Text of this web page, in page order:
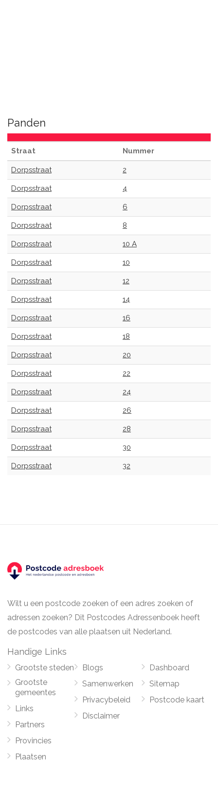
Panden
Straat Nummer
Dorpsstraat 2
Dorpsstraat 4
Dorpsstraat 6
Dorpsstraat 8
Dorpsstraat 10 A
Dorpsstraat 10
Dorpsstraat 12
Dorpsstraat 14
Dorpsstraat 16
Dorpsstraat 18
Dorpsstraat 20
Dorpsstraat 22
Dorpsstraat 24
Dorpsstraat 26
Dorpsstraat 28
Dorpsstraat 30
Dorpsstraat 32
Wilt u een postcode zoeken of een adres zoeken of
adressen zoeken? Dit Postcodes Adressenboek heeft
de postcodes van alle plaatsen uit Nederland.
Handige Links
Grootste steden
Grootste
gemeentes
Links
Partners
Provincies
Plaatsen
Blogs
Samenwerken
Privacybeleid
Disclaimer
Dashboard
Sitemap
Postcode kaart